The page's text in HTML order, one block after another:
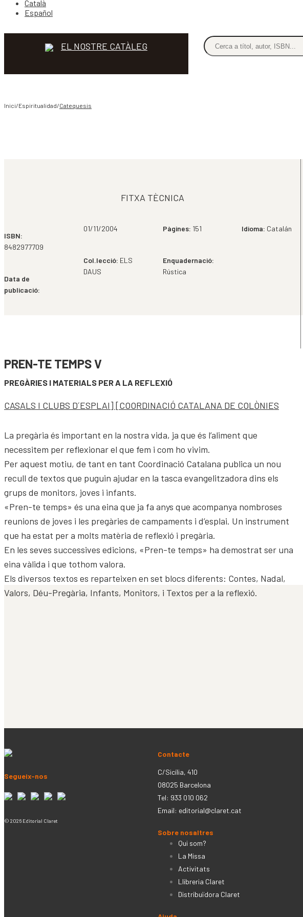
Català
Español
EL NOSTRE CATÀLEG
Inici/Espiritualidad/Catequesis
PREN-TE TEMPS V
PREGÀRIES I MATERIALS PER A LA REFLEXIÓ
CASALS I CLUBS D´ESPLAI] [COORDINACIÓ CATALANA DE COLÒNIES
La pregària és important en la nostra vida, ja que és l’aliment que
necessitem per reflexionar el que fem i com ho vivim.
Per aquest motiu, de tant en tant Coordinació Catalana publica un nou
recull de textos que puguin ajudar en la tasca evangelitzadora dins els
grups de monitors, joves i infants.
«Pren-te temps» és una eina que ja fa anys que acompanya nombroses
reunions de joves i les pregàries de campaments i d’esplai. Un instrument
que ha estat per a molts matèria de reflexió i pregària.
En les seves successives edicions, «Pren-te temps» ha demostrat ser una
eina vàlida i que tothom valora.
Els diversos textos es reparteixen en set blocs diferents: Contes, Nadal,
Valors, Déu-Pregària, Infants, Monitors, i Textos per a la reflexió.
FITXA TÈCNICA
ISBN:
8482977709
Data de
publicació:
01/11/2004
Col.lecció: ELS
DAUS
Pàgines: 151
Enquadernació:
Rústica
Idioma: Catalán
Segueix-nos
© 2026 Editorial Claret
Contacte
C/Sicília, 410
08025 Barcelona
Tel: 933 010 062
Email: editorial@claret.cat
Sobre nosaltres
Qui som?
La Missa
Activitats
Llibreria Claret
Distribuïdora Claret